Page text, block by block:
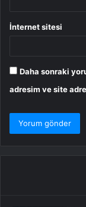
İnternet sitesi
Daha sonraki
adresim ve site